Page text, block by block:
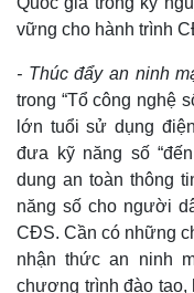
vững cho hành trình
- Thúc đẩy an ninh
trong “Tổ công nghệ
lớn tuổi sử dụng
đưa kỹ năng số
dung an toàn thông
năng số cho người
CĐS. Cần có những
nhận thức an ninh
chương trình đào